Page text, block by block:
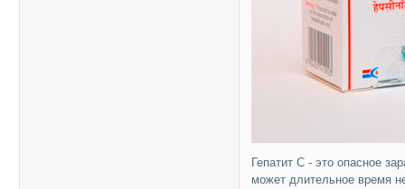
Гепатит С - это опасное
может длительное время